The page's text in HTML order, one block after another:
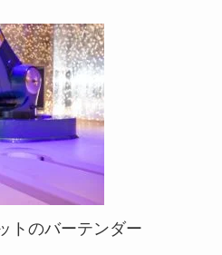
トのバーテンダー